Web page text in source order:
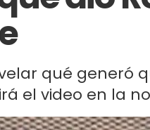
qué generó
el video en la